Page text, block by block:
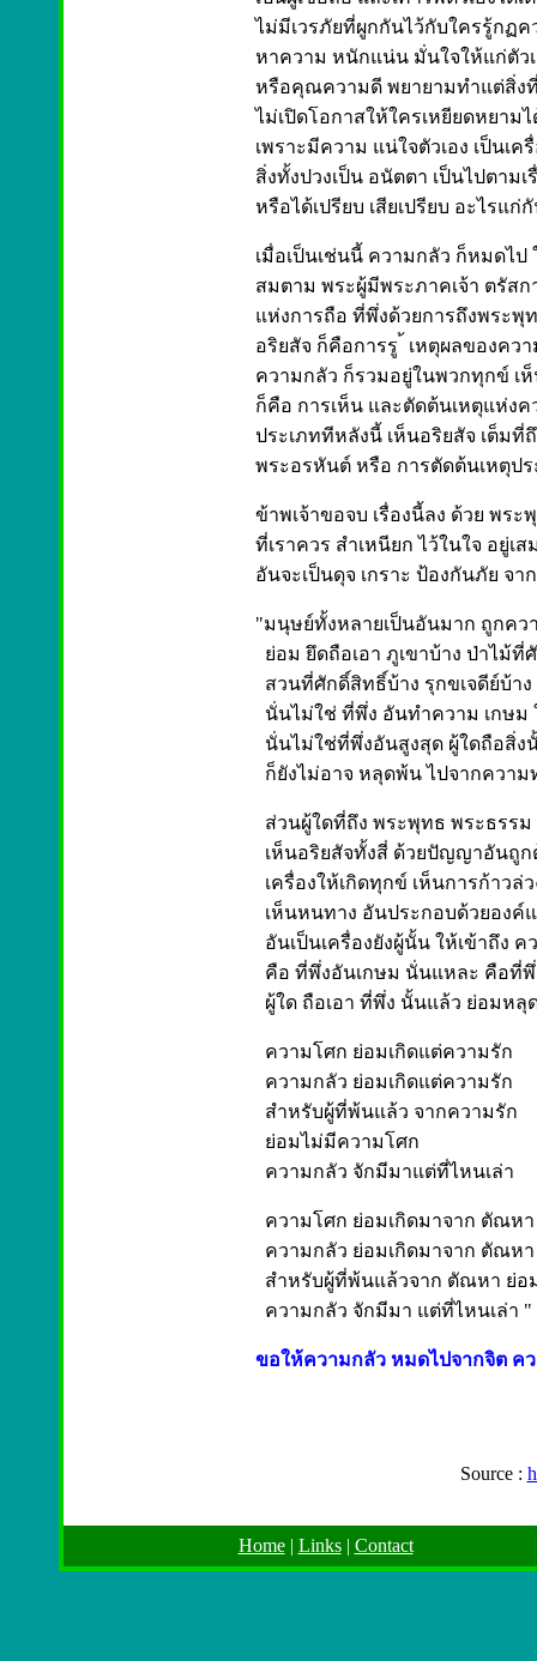
ไม่มีเวรภัยที่ผูกกันไว้กับใครรู้กฏ
หาความ หนักแน่น มั่นใจให้แก่ตัว
หรือคุณความดี พยายามทำแต่สิ่ง
ไม่เปิดโอกาสให้ใครเหยียดหยาม
เพราะมีความ แน่ใจตัวเอง เป็นเ
สิ่งทั้งปวงเป็น อนัตตา เป็นไปตาม
หรือได้เปรียบ เสียเปรียบ อะไรแก่
เมื่อเป็นเช่นนี้ ความกลัว ก็หมดไ
สมตาม พระผู้มีพระภาคเจ้า ตรัสก
แห่งการถือ ที่พึ่งด้วยการถึงพระ
อริยสัจ ก็คือการรู ้ เหตุผลของค
ความกลัว ก็รวมอยู่ในพวกทุกข์ เห็
ก็คือ การเห็น และตัดต้นเหตุแห่งค
ประเภททีหลังนี้ เห็นอริยสัจ เต็มที่
พระอรหันต์ หรือ การตัดต้นเหตุปร
ข้าพเจ้าขอจบ เรื่องนี้ลง ด้วย พร
ที่เราควร สำเหนียก ไว้ในใจ อยู่เส
อันจะเป็นดุจ เกราะ ป้องกันภัย จ
"มนุษย์ทั้งหลายเป็นอันมาก ถูกคว
ย่อม ยึดถือเอา ภูเขาบ้าง ป่าไม้ที่
สวนที่ศักดิ์สิทธิ์บ้าง รุกขเจดีย์บ้า
นั่นไม่ใช่ ที่พึ่ง อันทำความ เกษม
นั่นไม่ใช่ที่พึ่งอันสูงสุด ผู้ใดถือสิ่ง
ก็ยังไม่อาจ หลุดพ้น ไปจากความ
ส่วนผู้ใดที่ถึง พระพุทธ พระธรร
เห็นอริยสัจทั้งสี่ ด้วยปัญญาอันถูก
เครื่องให้เกิดทุกข์ เห็นการก้าวล่
เห็นหนทาง อันประกอบด้วยองค์
อันเป็นเครื่องยังผู้นั้น ให้เข้าถึง
คือ ที่พึ่งอันเกษม นั่นแหละ คือที่
ผู้ใด ถือเอา ที่พึ่ง นั้นแล้ว ย่อมห
ความโศก ย่อมเกิดแต่ความรัก
ความกลัว ย่อมเกิดแต่ความรัก
สำหรับผู้ที่พ้นแล้ว จากความรัก
ย่อมไม่มีความโศก
ความกลัว จักมีมาแต่ที่ไหนเล่า
ความโศก ย่อมเกิดมาจาก ตัณห
ความกลัว ย่อมเกิดมาจาก ตัณหา
สำหรับผู้ที่พ้นแล้วจาก ตัณหา ย่อ
ความกลัว จักมีมา แต่ที่ไหนเล่า "
ขอให้ความกลัว หมดไปจากจิต ค
Source :
Home| Links| Contact